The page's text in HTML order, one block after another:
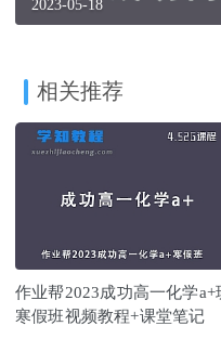
2023-05-18
相关推荐
作业帮2023成功高一化学a+
寒假班视频教程+课堂笔记